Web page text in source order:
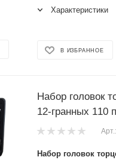
Характеристики
В ИЗБРАННОЕ
Набор головок
12-гранных 110
Набор головок